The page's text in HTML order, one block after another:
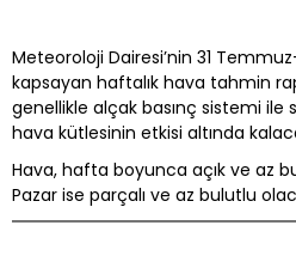
Meteoroloji Dairesi’nin 31
kapsayan haftalık hava tahmin
genellikle alçak basınç sistemi ile
hava kütlesinin etkisi altında
Hava, hafta boyunca açık ve az
Pazar ise parçalı ve az bulutlu